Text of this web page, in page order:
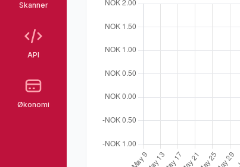
Skanner
API
Økonomi